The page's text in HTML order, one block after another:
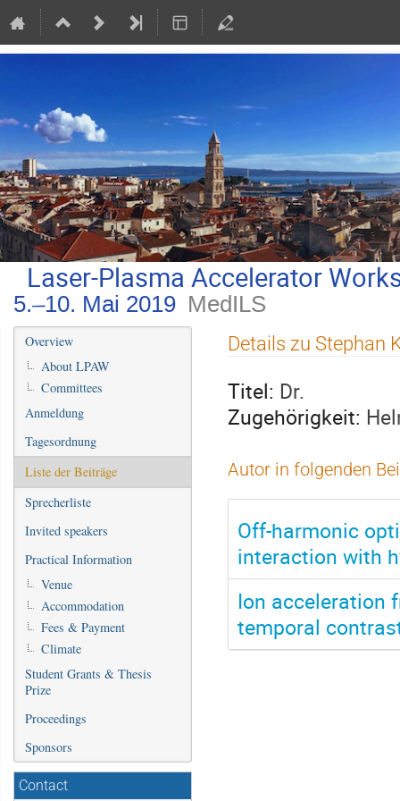
Laser-Plasma Accelerator
5.–10. Mai 2019 MedILS
Veranstaltungsmenü
Overview
About LPAW
Committees
Anmeldung
Tagesordnung
Liste der Beiträge
Sprecherliste
Invited speakers
Practical Information
Venue
Accommodation
Fees & Payment
Climate
Student Grants & Thesis
Prize
Proceedings
Sponsors
Contact
Details zu Stephan
Titel: Dr.
Zugehörigkeit:
Autor in folgenden
Off-harmonic
interaction with
Ion acceleration
temporal